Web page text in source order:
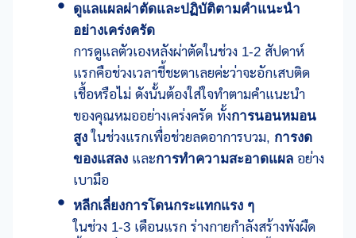
ดูแลแผลผ่าตัดและปฏิบัติตามคำแนะนำ
อย่างเคร่งครัด
การดูแลตัวเองหลังผ่าตัดในช่วง 1-2 สัปดาห์
แรกคือช่วงเวลาชี้ชะตาเลยค่ะว่าจะอักเสบติด
เชื้อหรือไม่ ดังนั้นต้องใส่ใจทำตามคำแนะนำ
ของคุณหมออย่างเคร่งครัด ทั้งการนอนหมอน
สูง ในช่วงแรกเพื่อช่วยลดอาการบวม, การงด
ของแสลง และการทำความสะอาดแผล อย่าง
เบามือ
หลีกเลี่ยงการโดนกระแทกแรง ๆ
ในช่วง 1-3 เดือนแรก ร่างกายกำลังสร้างพังผืด